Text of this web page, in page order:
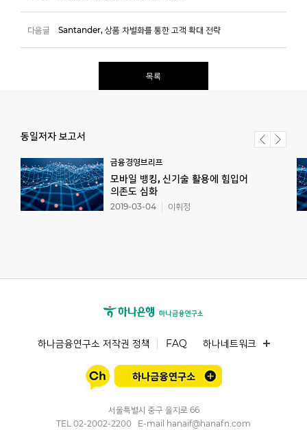
다음글 Santander, 상품 차별화를 통한 고객 확대 전략
목록
동일저자 보고서
금융경영브리프
모바일 뱅킹, 신기술 활용에 힘입어
의존도 심화
2019-03-04 이휘정
하나금융연구소 저작권 정책 FAQ 하나네트워크
서울특별시 중구 을지로 66
TEL 02-2002-2200 E-mail hanaif@hanafn.com